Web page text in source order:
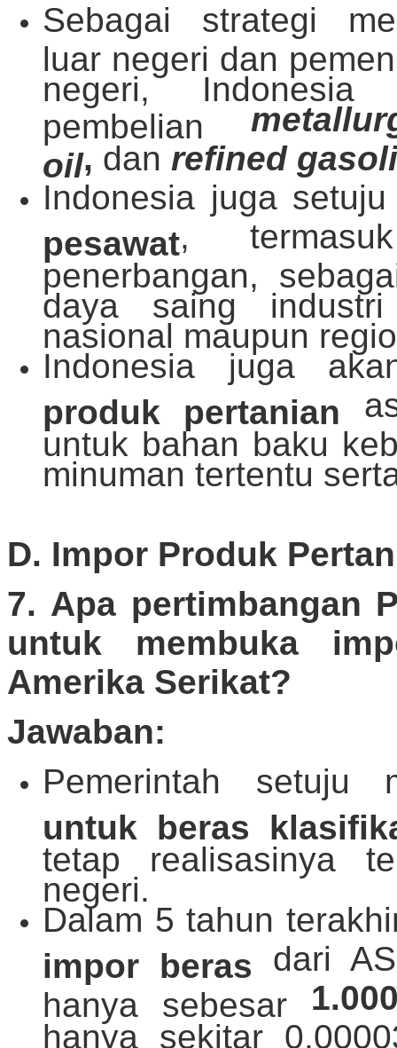
Sebagai strategi
luar negeri dan
negeri,
pembelian
oil, dan refined
Indonesia juga
pesawat,
penerbangan,
daya saing
nasional maupun
Indonesia juga
produk pertanian
untuk bahan baku
minuman tertentu
D. Impor Produk
7. Apa pertimbangan
untuk membuka
Amerika Serikat?
Jawaban:
Pemerintah setuju
untuk beras
tetap realisasinya
negeri.
Dalam 5 tahun
impor beras dari
hanya sebesar
hanya sekitar